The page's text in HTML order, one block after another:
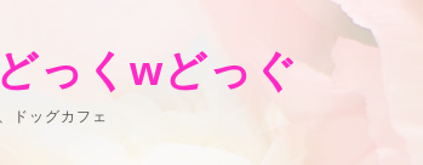
っくwどっぐ
ドッグカフェ